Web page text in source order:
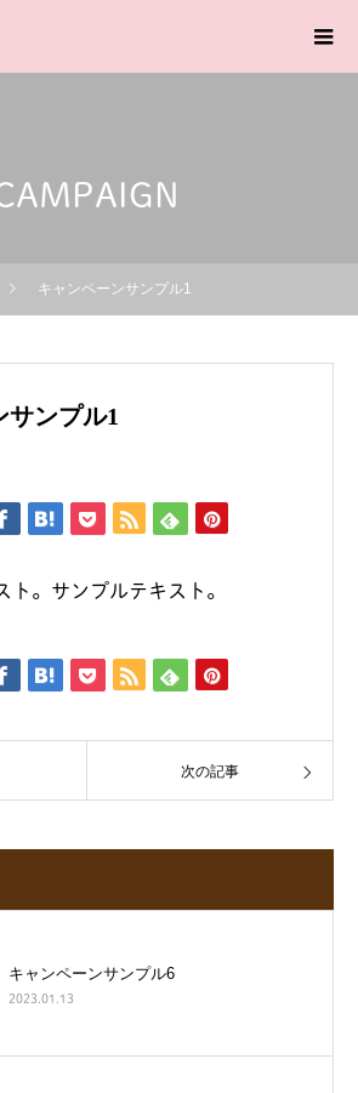
キャンペーンサンプル1
サンプル1
ト。サンプルテキスト。
次の記事
キャンペーンサンプル6
2023.01.13